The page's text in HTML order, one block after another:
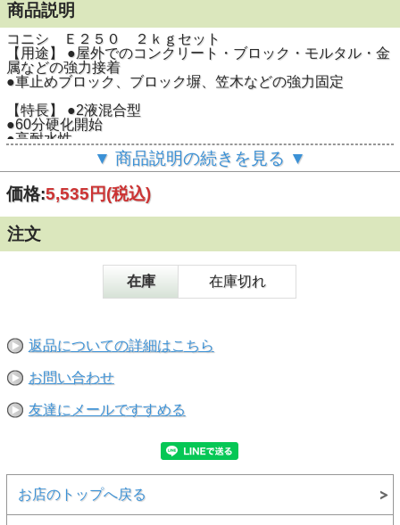
商品説明
コニシ Ｅ２５０ ２ｋｇセット
【用途】 ●屋外でのコンクリート・ブロック・モルタル・金
属などの強力接着
●車止めブロック、ブロック塀、笠木などの強力固定
【特長】 ●2液混合型
●60分硬化開始
●高耐水性
●耐薬品性
▼ 商品説明の続きを見る ▼
価格:5,535円(税込)
注文
在庫 在庫切れ
返品についての詳細はこちら
お問い合わせ
友達にメールですすめる
お店のトップへ戻る